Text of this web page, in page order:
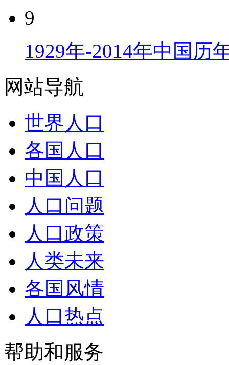
9
1929年-2014年中国历
网站导航
世界人口
各国人口
中国人口
人口问题
人口政策
人类未来
各国风情
人口热点
帮助和服务